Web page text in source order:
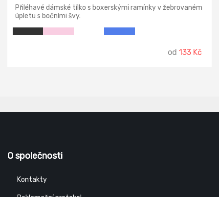
Přiléhavé dámské tílko s boxerskými ramínky v žebrovaném
úpletu s bočními švy.
od 133 Kč
O společnosti
Kontakty